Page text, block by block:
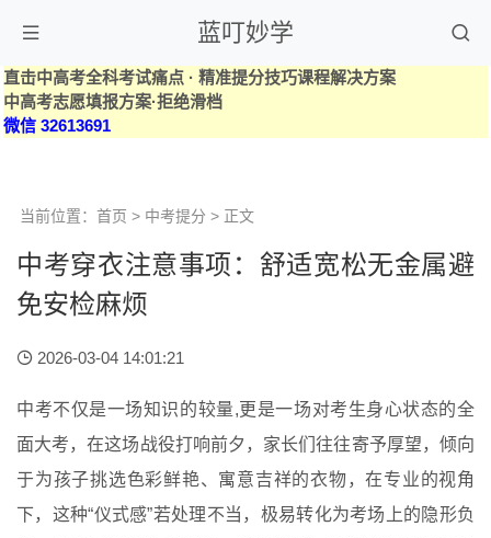
蓝叮妙学
直击中高考全科考试痛点 · 精准提分技巧课程解决方案
中高考志愿填报方案·拒绝滑档
微信 32613691
当前位置： 首页 > 中考提分 > 正文
中考穿衣注意事项：舒适宽松无金属避
免安检麻烦
2026-03-04 14:01:21
中考不仅是一场知识的较量,更是一场对考生身心状态的全
面大考，在这场战役打响前夕，家长们往往寄予厚望，倾向
于为孩子挑选色彩鲜艳、寓意吉祥的衣物，在专业的视角
下，这种“仪式感”若处理不当，极易转化为考场上的隐形负